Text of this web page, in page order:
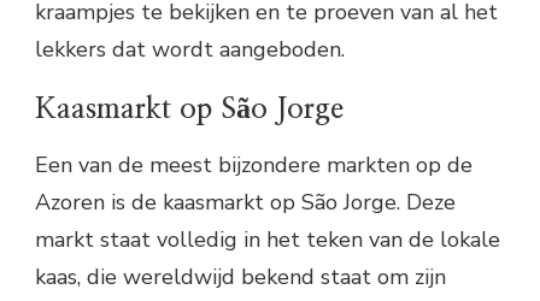
kraampjes te bekijken en te proeven van al het
lekkers dat wordt aangeboden.
Kaasmarkt op São Jorge
Een van de meest bijzondere markten op de
Azoren is de kaasmarkt op São Jorge. Deze
markt staat volledig in het teken van de lokale
kaas, die wereldwijd bekend staat om zijn